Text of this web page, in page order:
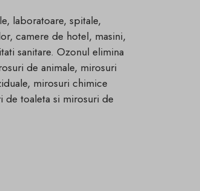
laboratoare, spitale,
camere de hotel, masini,
sanitare. Ozonul elimina
de animale, mirosuri
mirosuri chimice
de toaleta si mirosuri de